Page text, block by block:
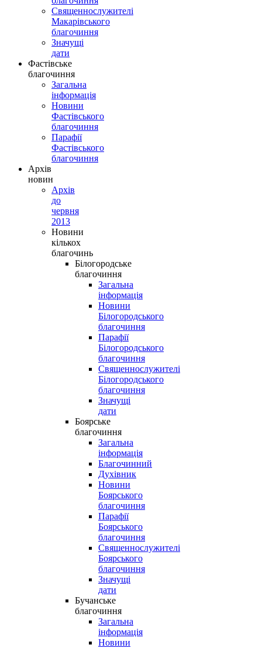
Священнослужителі
Макарівського
благочиння
Значущі
дати
Фастівське
благочиння
Загальна
інформація
Новини
Фастівського
благочиння
Парафії
Фастівського
благочиння
Архів
новин
Архів
до
червня
2013
Новини
кількох
благочинь
Білогородське
благочиння
Загальна
інформація
Новини
Білогородського
благочиння
Парафії
Білогородського
благочиння
Священнослужителі
Білогородського
благочиння
Значущі
дати
Боярське
благочиння
Загальна
інформація
Благочинний
Духівник
Новини
Боярського
благочиння
Парафії
Боярського
благочиння
Священнослужителі
Боярського
благочиння
Значущі
дати
Бучанське
благочиння
Загальна
інформація
Новини